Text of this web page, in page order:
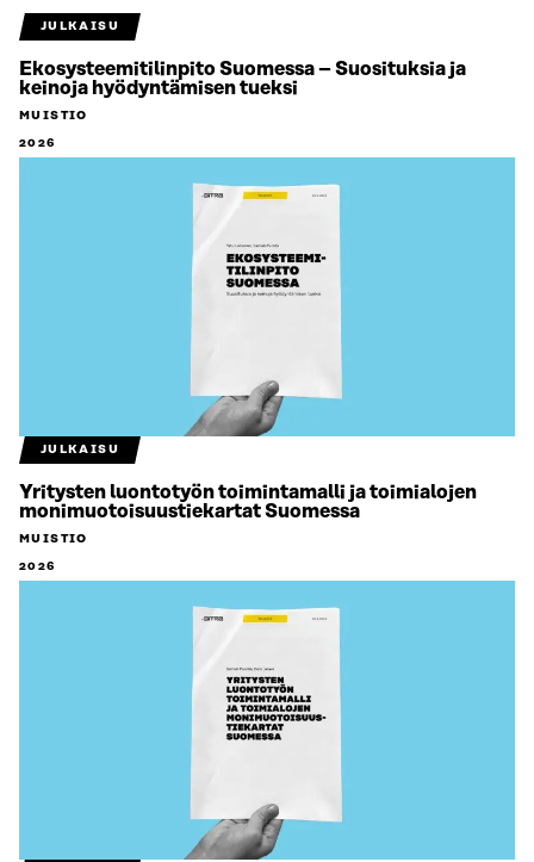
JULKAISU
Ekosysteemitilinpito Suomessa – Suosituksia ja
keinoja hyödyntämisen tueksi
MUISTIO
2026
JULKAISU
Yritysten luontotyön toimintamalli ja toimialojen
monimuotoisuustiekartat Suomessa
MUISTIO
2026